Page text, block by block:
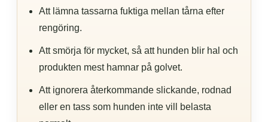
Att lämna tassarna fuktiga mellan tårna efter
rengöring.
Att smörja för mycket, så att hunden blir hal och
produkten mest hamnar på golvet.
Att ignorera återkommande slickande, rodnad
eller en tass som hunden inte vill belasta